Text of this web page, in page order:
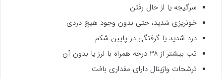
سرگیجه یا از حال رفتن
خونریزی شدید، حتی بدون وجود هیچ دردی
درد شدید یا گرفتگی در پایین شکم
تب بیشتر از ۳۸ درجه همراه با لرز یا بدون آن
ترشحات واژینال دارای مقداری بافت